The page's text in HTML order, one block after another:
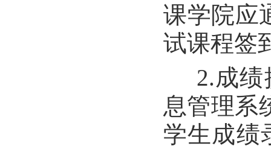
课学院应
试课程签
2.成绩
息管理
学生成绩